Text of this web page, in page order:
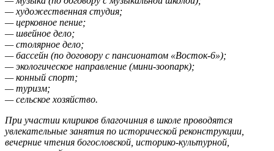
— художественная студия;
— церковное пение;
— швейное дело;
— столярное дело;
— бассейн (по договору с пансионатом «Восток-6»);
— экологическое направление (мини-зоопарк);
— конный спорт;
— туризм;
— сельское хозяйство.
При участии клириков благочиния в школе проводятся
увлекательные занятия по исторической реконструкции,
вечерние чтения богословской, историко-культурной,